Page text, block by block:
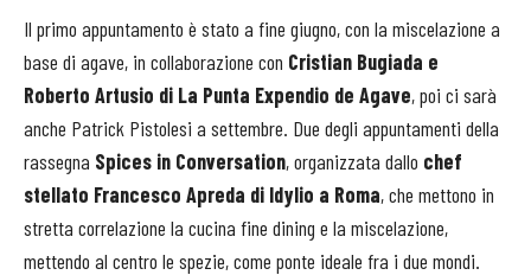
Il primo appuntamento è stato a fine giugno, con la miscelazione a
base di agave, in collaborazione con Cristian Bugiada e
Roberto Artusio di La Punta Expendio de Agave, poi ci sarà
anche Patrick Pistolesi a settembre. Due degli appuntamenti della
rassegna Spices in Conversation, organizzata dallo chef
stellato Francesco Apreda di Idylio a Roma, che mettono in
stretta correlazione la cucina fine dining e la miscelazione,
mettendo al centro le spezie, come ponte ideale fra i due mondi.